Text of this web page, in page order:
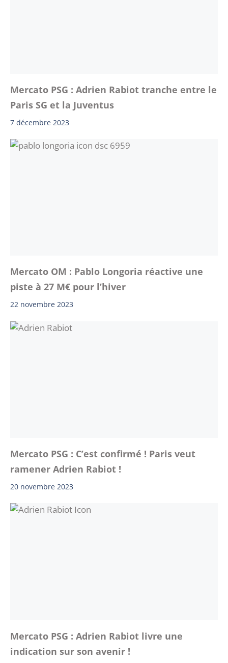
Mercato PSG : Adrien Rabiot tranche entre le
Paris SG et la Juventus
7 décembre 2023
Mercato OM : Pablo Longoria réactive une
piste à 27 M€ pour l’hiver
22 novembre 2023
Mercato PSG : C’est confirmé ! Paris veut
ramener Adrien Rabiot !
20 novembre 2023
Mercato PSG : Adrien Rabiot livre une
indication sur son avenir !